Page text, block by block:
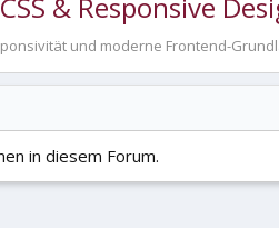
und moderne Frontend-
in diesem Forum.